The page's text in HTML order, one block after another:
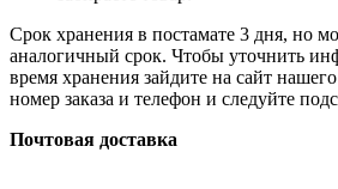
Срок хранения в постамате 3 дня, но
аналогичный срок. Чтобы уточнить
время хранения зайдите на сайт нашего
номер заказа и телефон и следуйте
Почтовая доставка